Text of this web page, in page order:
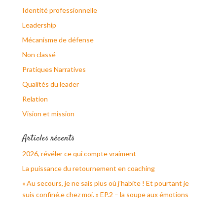
Identité professionnelle
Leadership
Mécanisme de défense
Non classé
Pratiques Narratives
Qualités du leader
Relation
Vision et mission
Articles récents
2026, révéler ce qui compte vraiment
La puissance du retournement en coaching
« Au secours, je ne sais plus où j’habite ! Et pourtant je
suis confiné.e chez moi. » EP.2 – la soupe aux émotions